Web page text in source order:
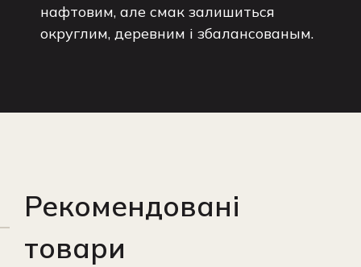
нафтовим, але смак залишиться
округлим, деревним і збалансованым.
Рекомендовані
товари